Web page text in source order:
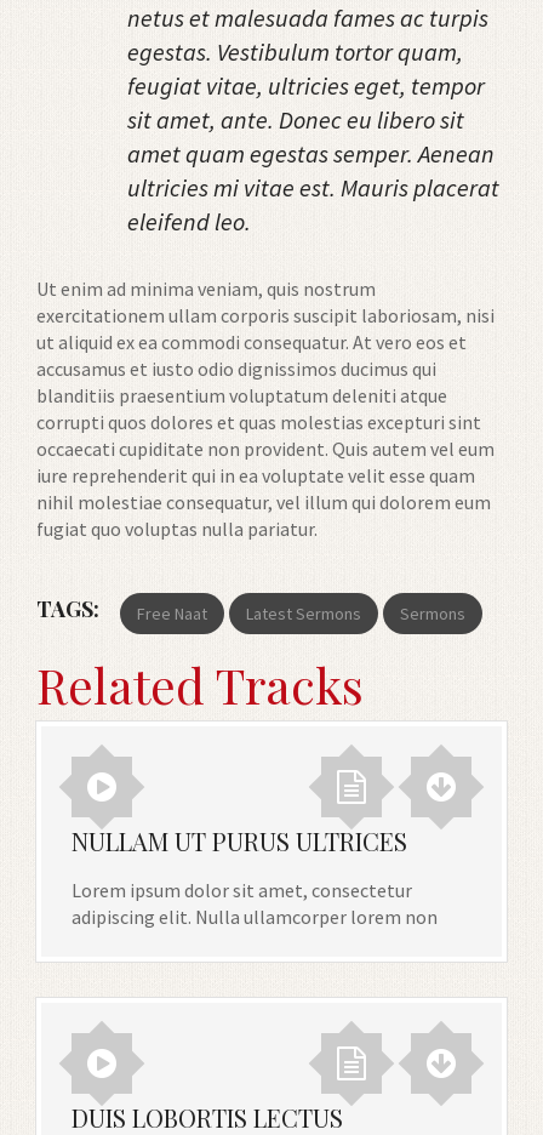
netus et malesuada fames ac turpis
egestas. Vestibulum tortor quam,
feugiat vitae, ultricies eget, tempor
sit amet, ante. Donec eu libero sit
amet quam egestas semper. Aenean
ultricies mi vitae est. Mauris placerat
eleifend leo.
Ut enim ad minima veniam, quis nostrum
exercitationem ullam corporis suscipit laboriosam, nisi
ut aliquid ex ea commodi consequatur. At vero eos et
accusamus et iusto odio dignissimos ducimus qui
blanditiis praesentium voluptatum deleniti atque
corrupti quos dolores et quas molestias excepturi sint
occaecati cupiditate non provident. Quis autem vel eum
iure reprehenderit qui in ea voluptate velit esse quam
nihil molestiae consequatur, vel illum qui dolorem eum
fugiat quo voluptas nulla pariatur.
TAGS: Free Naat Latest Sermons Sermons
Related Tracks
NULLAM UT PURUS ULTRICES
Lorem ipsum dolor sit amet, consectetur
adipiscing elit. Nulla ullamcorper lorem non
DUIS LOBORTIS LECTUS